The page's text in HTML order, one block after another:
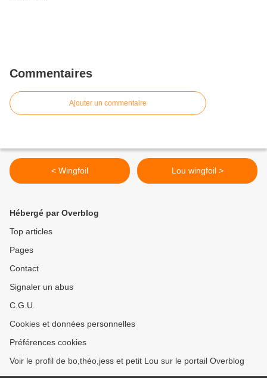
Commentaires
Ajouter un commentaire
< Wingfoil Lou wingfoil >
Hébergé par Overblog
Top articles
Pages
Contact
Signaler un abus
C.G.U.
Cookies et données personnelles
Préférences cookies
Voir le profil de bo,théo,jess et petit Lou sur le portail Overblog